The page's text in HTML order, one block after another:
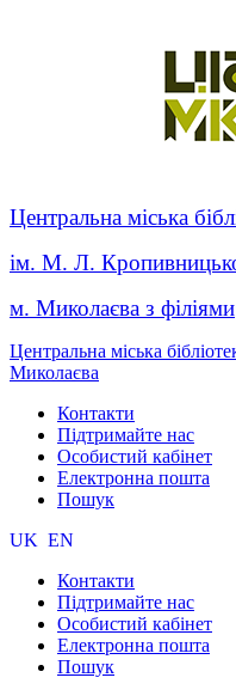
Центральна міська
ім. М. Л.
м. Миколаєва з філіями
Центральна міська
Миколаєва
Контакти
Підтримайте нас
Особистий кабінет
Електронна пошта
Пошук
UK EN
Контакти
Підтримайте нас
Особистий кабінет
Електронна пошта
Пошук